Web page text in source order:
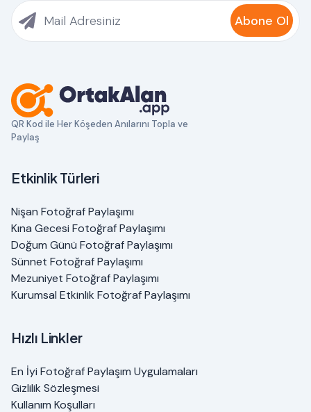
Abone Ol
QR Kod ile Her Köşeden Anılarını Topla ve
Paylaş
Etkinlik Türleri
Nişan Fotoğraf Paylaşımı
Kına Gecesi Fotoğraf Paylaşımı
Doğum Günü Fotoğraf Paylaşımı
Sünnet Fotoğraf Paylaşımı
Mezuniyet Fotoğraf Paylaşımı
Kurumsal Etkinlik Fotoğraf Paylaşımı
Hızlı Linkler
En İyi Fotoğraf Paylaşım Uygulamaları
Gizlilik Sözleşmesi
Kullanım Koşulları